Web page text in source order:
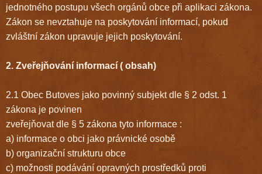
jednotného postupu všech orgánů obce při aplikaci zákona.
Zákon se nevztahuje na poskytování informací, pokud
zvláštní zákon upravuje jejich poskytování.
2. Zveřejňování informací ( obsah)
2.1 Obec Butoves jako povinný subjekt dle § 2 odst. 1
zákona je povinen
zveřejňovat dle § 5 zákona tyto informace :
a) informace o obci jako právnické osobě
b) organizační strukturu obce
c) možnosti podávání opravných prostředků proti